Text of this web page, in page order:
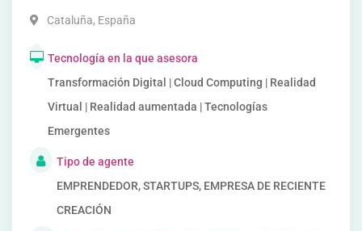
Cataluña, España
Tecnología en la que asesora
Transformación Digital | Cloud Computing | Realidad
Virtual | Realidad aumentada | Tecnologías
Emergentes
Tipo de agente
EMPRENDEDOR, STARTUPS, EMPRESA DE RECIENTE
CREACIÓN